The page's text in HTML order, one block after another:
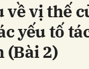
vị thế
yếu tố
(Bài 2)